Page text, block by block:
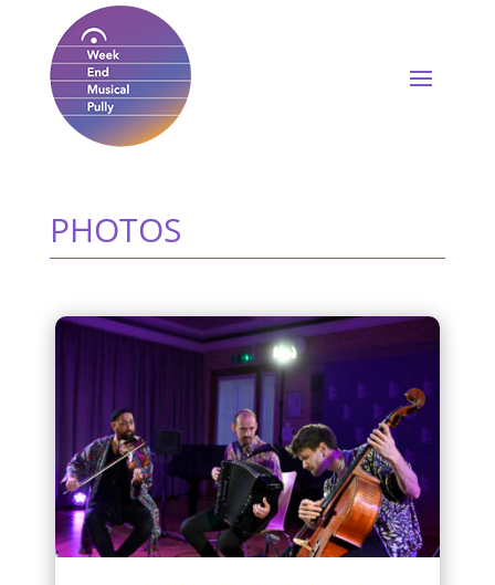
PHOTOS